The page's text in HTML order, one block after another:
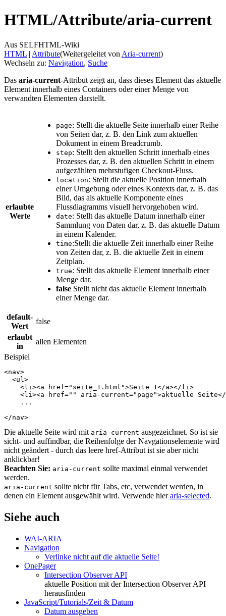
HTML/Attribute/aria-current
Aus SELFHTML-Wiki
HTML ‎ | Attribute(Weitergeleitet von Aria-current)
Wechseln zu: Navigation, Suche
Das aria-current-Attribut zeigt an, dass dieses Element das aktuelle
Element innerhalb eines Containers oder einer Menge von
verwandten Elementen darstellt.
erlaubte
Werte
page: Stellt die aktuelle Seite innerhalb einer Reihe
von Seiten dar, z. B. den Link zum aktuellen
Dokument in einem Breadcrumb.
step: Stellt den aktuellen Schritt innerhalb eines
Prozesses dar, z. B. den aktuellen Schritt in einem
aufgezählten mehrstufigen Checkout-Fluss.
location: Stellt die aktuelle Position innerhalb
einer Umgebung oder eines Kontexts dar, z. B. das
Bild, das als aktuelle Komponente eines
Flussdiagramms visuell hervorgehoben wird.
date: Stellt das aktuelle Datum innerhalb einer
Sammlung von Daten dar, z. B. das aktuelle Datum
in einem Kalender.
time:Stellt die aktuelle Zeit innerhalb einer Reihe
von Zeiten dar, z. B. die aktuelle Zeit in einem
Zeitplan.
true: Stellt das aktuelle Element innerhalb einer
Menge dar.
false Stellt nicht das aktuelle Element innerhalb
einer Menge dar.
default-
Wert
false
erlaubt
in
allen Elementen
Beispiel
<nav>
<ul >
<li ><a href="seite_1.html">Seite 1 </a></ li >
<li ><a href="" aria-current="page">aktuelle Seite</
    ...
</nav>
Die aktuelle Seite wird mit aria-current ausgezeichnet. So ist sie
sicht- und auffindbar, die Reihenfolge der Navgationselemente wird
nicht geändert - durch das leere href-Attribut ist sie aber nicht
anklickbar!
Beachten Sie: aria-current sollte maximal einmal verwendet
werden.
aria-current sollte nicht für Tabs, etc, verwendet werden, in
denen ein Element ausgewählt wird. Verwende hieraria-selected.
Siehe auch
WAI-ARIA
Navigation
Verlinke nicht auf die aktuelle Seite!
OnePager
Intersection Observer API
aktuelle Position mit der Intersection Observer API
herausfinden
JavaScript/Tutorials/Zeit & Datum
Datum ausgeben